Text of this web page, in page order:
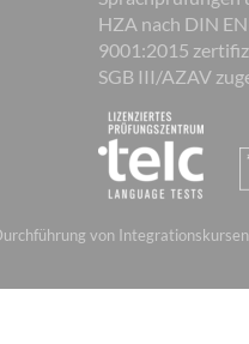
HZA nach DIN
9001:2015
SGB III/AZAV
von